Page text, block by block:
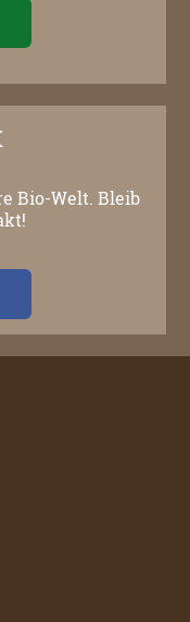
Bio-Welt. Bleib